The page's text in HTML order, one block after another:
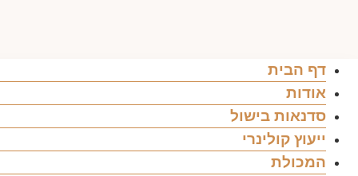
דף הבית
אודות
סדנאות בישול
ייעוץ קולינרי
המכולת